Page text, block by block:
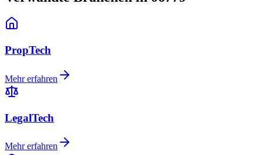
PropTech
Mehr erfahren
LegalTech
Mehr erfahren